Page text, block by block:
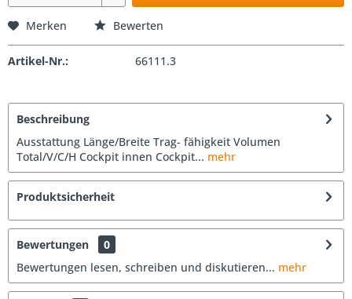
Merken Bewerten
Artikel-Nr.: 66111.3
Beschreibung
Ausstattung Länge/Breite Trag- fähigkeit Volumen
Total/V/C/H Cockpit innen Cockpit... mehr
Produktsicherheit
Bewertungen
0
Bewertungen lesen, schreiben und diskutieren... mehr